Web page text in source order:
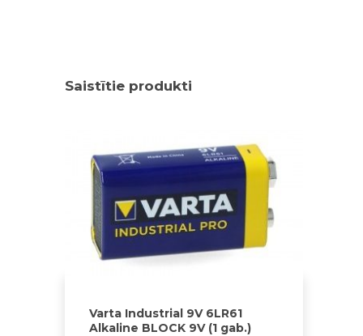
Saistītie produkti
Varta Industrial 9V 6LR61
Alkaline BLOCK 9V (1 gab.)